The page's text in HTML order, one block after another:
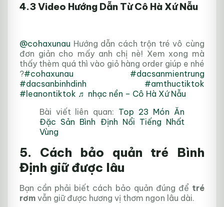
4.3 Video Hướng Dẫn Từ Cô Hà Xứ Nẫu
@cohaxunau Hướng dẫn cách trộn tré vô cùng
đơn giản cho mấy anh chị nè! Xem xong mà
thấy thèm quá thì vào giỏ hàng order giúp e nhé
?#cohaxunau
#dacsanmientrung
#dacsanbinhdinh
#amthuctiktok
#leanontiktok ♬ nhạc nền – Cô Hà Xứ Nẫu
Bài viết liên quan: Top 23 Món Ăn
Đặc Sản Bình Định Nổi Tiếng Nhất
Vùng
5. Cách bảo quản tré Bình
Định giữ được lâu
Bạn cần phải biết cách bảo quản đúng để tré
rơm vẫn giữ được hương vị thơm ngon lâu dài.